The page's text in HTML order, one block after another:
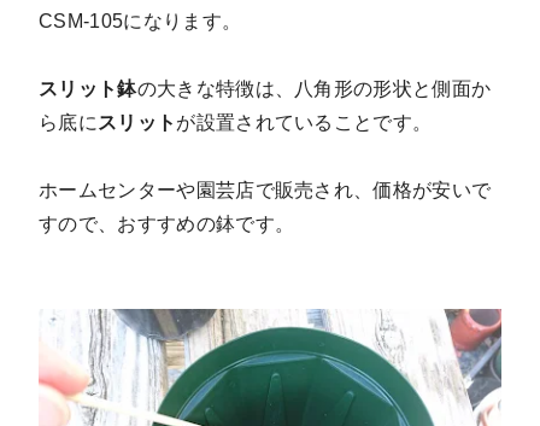
CSM-105になります。
スリット鉢の大きな特徴は、八角形の形状と側面か
ら底に スリット が設置されていることです。
ホームセンターや園芸店で販売され、価格が安いで
すので、おすすめの鉢です。